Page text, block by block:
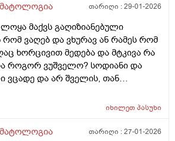
არა ᲦრᲫილამდე არ ასულა რომ
წყლიᲗ Თუ Ჭიანია
არ გაუკეᲗებია ეგ როცა სხვა
და არც პლომბი Ჩაუდია ესე
Ჭამის დროს ხისაერᲗოდ
მერე და არაუᲨავსო რავიდა ვერ
ეს კბილების კანი აწეული მაქ
თარიღი :29-01-2026
მაქვს გაღიზიანებული
ვაღებ და ვხურავ ან რამეს რომ
ხორცივით მედება და მტკივა რა
როგორ ვუშველო? სოდიანი და
ვცადე და არ შველის, თან
იხილეთპასუხი
თარიღი :27-01-2026